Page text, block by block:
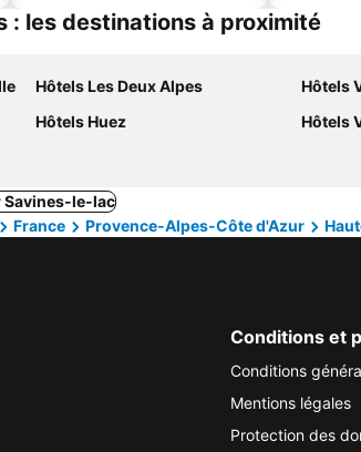
: les destinations à proximité
Hôtels Les Deux Alpes Hôtels
Hôtels Huez Hôtels
Savines-le-lac
France Provence-Alpes-Côte d'Azur
Conditions et
Conditions
Mentions légales
Protection des